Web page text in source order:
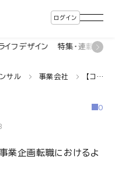
ログイン
イフデザイン 特集・連載 イ
サル 事業会社 【コンサル「マネジャー以上」向け】事業企画転職におけるよくある「失敗」の理由
0
事業企画転職におけるよ